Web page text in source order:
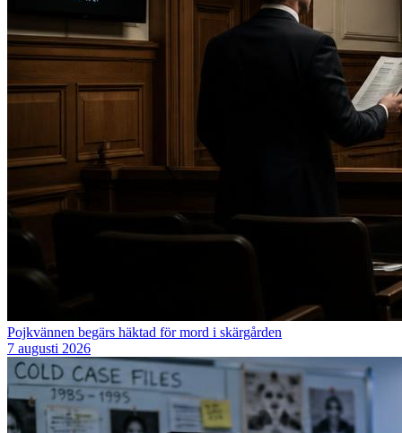
Pojkvännen begärs häktad för mord i skärgården
7 augusti 2026